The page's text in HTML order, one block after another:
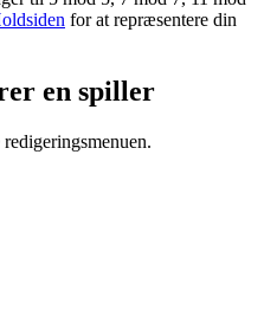
for at repræsentere din
en spiller